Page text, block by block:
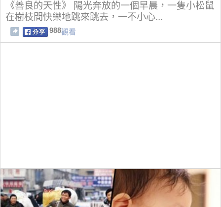
《善良的天性》 陽光奔放的一個早晨，一隻小松鼠
在樹枝間快樂地跳來跳去，一不小心...
988觀看